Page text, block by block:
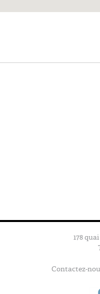
178
Contactez-